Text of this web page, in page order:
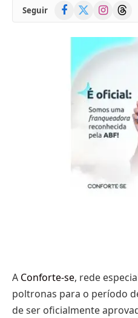
Seguir Facebook
(Twitter)
Instagram
A Conforte-se, rede
poltronas para o período
de ser oficialmente